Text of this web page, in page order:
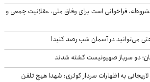
فراخوانی است برای وفاق ملی، عقلانیت جمعی و
می‌توانید در آسمان شب رصد کنید!
دو سرباز صهیونیست کشته شدند
به اظهارات سردار کوثری: شهدا هیچ تلفن